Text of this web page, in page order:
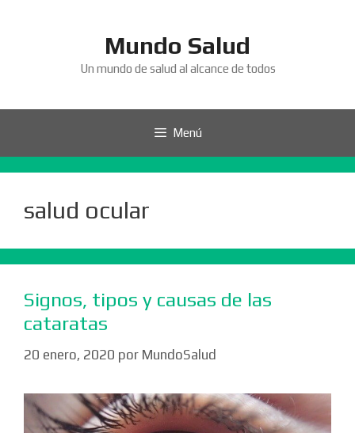
Mundo Salud
Un mundo de salud al alcance de todos
Menú
salud ocular
Signos, tipos y causas de las
cataratas
20 enero, 2020 por MundoSalud